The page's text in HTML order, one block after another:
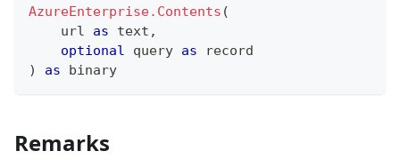
AzureEnterprise.Contents (
    url
as text ,
optional query as
record
)
as binary
Remarks